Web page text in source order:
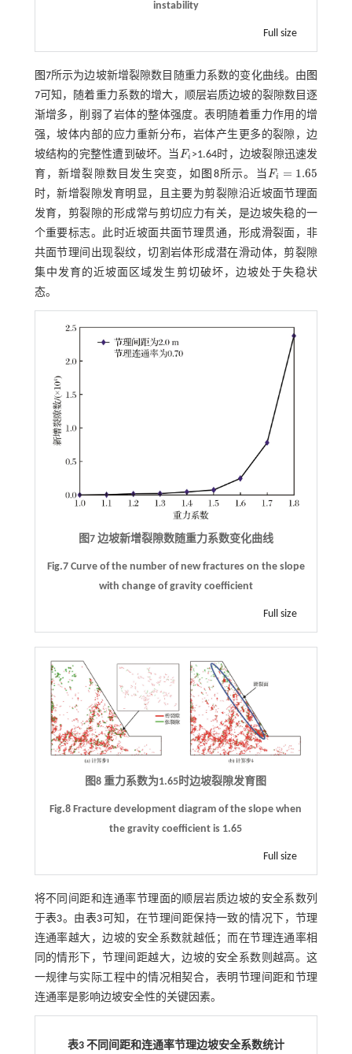
instability
Full size
图7所示为边坡新增裂隙数目随重力系数的变化曲线。由 图
7可知，随着重力系数的增大，顺层岩质边坡的裂隙数目逐
渐增多，削弱了岩体的整体强度。表明随着重力作用的增
强，坡体内部的应力重新分布，岩体产生更多的裂隙，边
坡结构的完整性遭到破坏。当Fi
Fi >1.64时，边坡裂隙迅速发
育，新增裂隙数目发生突变，如 图8所示。当Fi = 1.65
Fi= 1.65
时，新增裂隙发育明显，且主要为剪裂隙沿近坡面节理面
发育，剪裂隙的形成常与剪切应力有关，是边坡失稳的一
个重要标志。此时近坡面共面节理贯通，形成滑裂面，非
共面节理间出现裂纹，切割岩体形成潜在滑动体，剪裂隙
集中发育的近坡面区域发生剪切破坏，边坡处于失稳状
态。
图7 边坡新增裂隙数随重力系数变化曲线
Fig.7 Curve of the number of new fractures on the slope
with change of gravity coefficient
Full size
图8 重力系数为1.65时边坡裂隙发育图
Fig.8 Fracture development diagram of the slope when
the gravity coefficient is 1.65
Full size
将不同间距和连通率节理面的顺层岩质边坡的安全系数列
于表3。由 表3 可知，在节理间距保持一致的情况下，节理
连通率越大，边坡的安全系数就越低；而在节理连通率相
同的情形下，节理间距越大，边坡的安全系数则越高。这
一规律与实际工程中的情况相契合，表明节理间距和节理
连通率是影响边坡安全性的关键因素。
表3 不同间距和连通率节理边坡安全系数统计